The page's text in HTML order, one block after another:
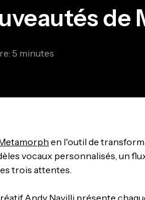
de
5 minutes
en l'outil de
vocaux personnalisés, un
trois attentes.
Andy Navilli présente